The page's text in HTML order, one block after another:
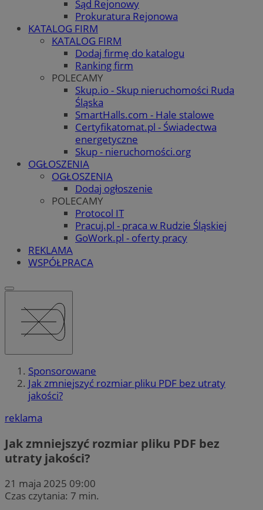
Sąd Rejonowy
Prokuratura Rejonowa
KATALOG FIRM
KATALOG FIRM
Dodaj firmę do katalogu
Ranking firm
POLECAMY
Skup.io - Skup nieruchomości Ruda
Śląska
SmartHalls.com - Hale stalowe
Certyfikatomat.pl - Świadectwa
energetyczne
Skup - nieruchomości.org
OGŁOSZENIA
OGŁOSZENIA
Dodaj ogłoszenie
POLECAMY
Protocol IT
Pracuj.pl - praca w Rudzie Śląskiej
GoWork.pl - oferty pracy
REKLAMA
WSPÓŁPRACA
Sponsorowane
Jak zmniejszyć rozmiar pliku PDF bez utraty
jakości?
reklama
Jak zmniejszyć rozmiar pliku PDF bez
utraty jakości?
21 maja 2025 09:00
Czas czytania: 7 min.